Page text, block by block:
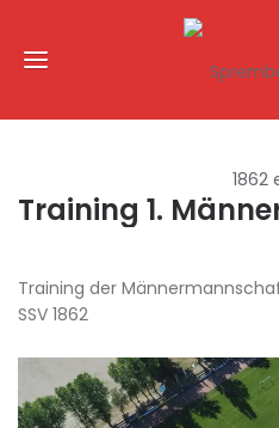
Training 1.
Training der
SSV 1862